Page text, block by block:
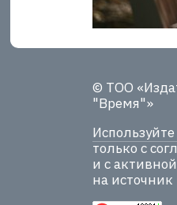
© ТОО
"Время"»
только с
и с
на источник